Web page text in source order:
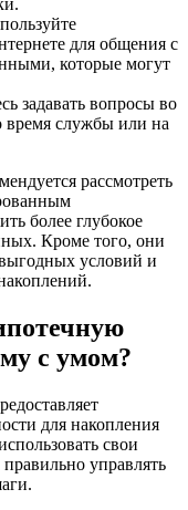
для общения с
которые могут
задавать вопросы во
службы или на
рассмотреть
более глубокое
Кроме того, они
условий и
с умом?
для накопления
свои
управлять